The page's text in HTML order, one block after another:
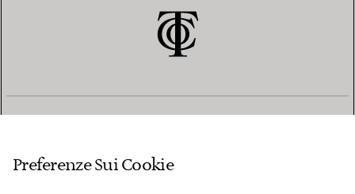
Preferenze Sui Cookie